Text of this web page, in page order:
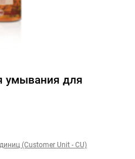
умывания для
(Customer Unit - CU)